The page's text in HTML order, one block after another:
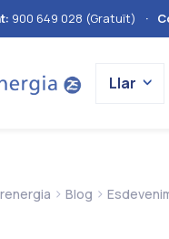
900 649 028 (Gratuït) ·
Llar
> Blog >